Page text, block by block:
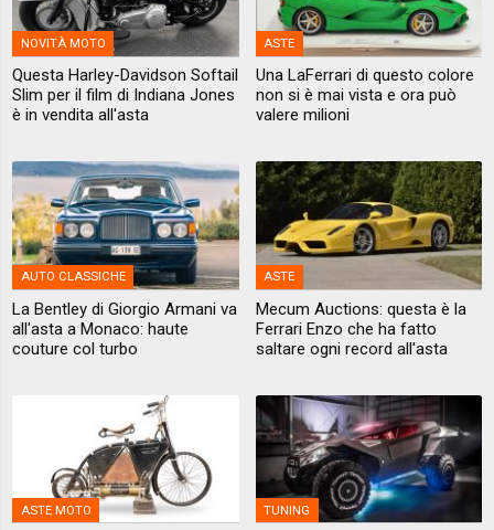
NOVITÀ MOTO
Questa Harley-Davidson Softail
Slim per il film di Indiana Jones
è in vendita all'asta
ASTE
Una LaFerrari di questo colore
non si è mai vista e ora può
valere milioni
AUTO CLASSICHE
La Bentley di Giorgio Armani va
all'asta a Monaco: haute
couture col turbo
ASTE
Mecum Auctions: questa è la
Ferrari Enzo che ha fatto
saltare ogni record all'asta
ASTE MOTO TUNING